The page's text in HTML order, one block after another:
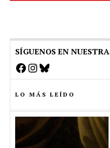
SÍGUENOS EN
Facebook
Instagram
Bluesky
LO MÁS LEÍDO